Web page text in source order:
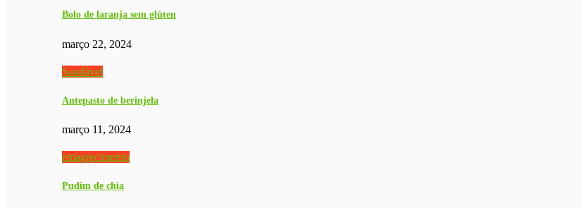
Bolo de laranja sem glúten
março 22, 2024
Saudável
Antepasto de berinjela
março 11, 2024
emagrecimento
Pudim de chia